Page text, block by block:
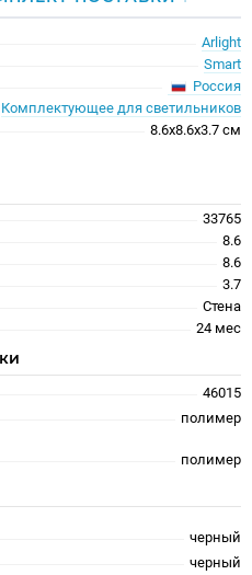
Arlight
Smart
Россия
Комплектующее для светильников
8.6x8.6x3.7 см
33765
8.6
8.6
3.7
Стена
24 меc
46015
полимер
полимер
черный
черный